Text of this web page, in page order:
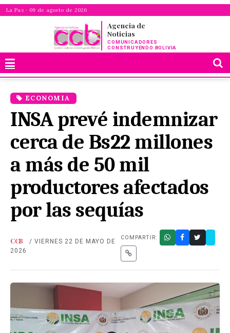
La Paz · 09 de agosto de 2026
Agencia de
Noticias
COMUNICADORES
CONSTRUYENDO BOLIVIA
ECONOMIA
INSA prevé indemnizar
cerca de Bs22 millones
a más de 50 mil
productores afectados
por las sequías
CCB
/ VIERNES 22 DE MAYO DE
2026
COMPARTIR: